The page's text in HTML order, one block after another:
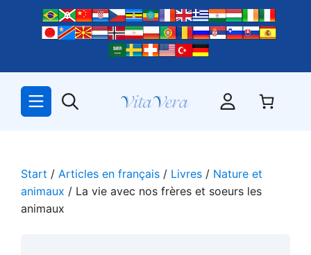
springen
Start / Articles en français / Livres / Nature et
animaux / La vie avec nos frères et soeurs les
animaux